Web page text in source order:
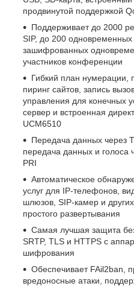
продвинутой поддержкой
Поддерживает до 2000
SIP, до 200
зашифрованных
участников конференции
Гибкий план нумерации,
пиринг сайтов, запись
управления для конечных
сервер и встроенная
UCM6510
Передача данных через
передача данных и голоса
PRI
Автоматическое
услуг для IP-телефонов,
шлюзов, SIP-камер и
простого развертывания
Самая лучшая защита
SRTP, TLS и HTTPS с
шифрования
Обеспечивает FAil2ban,
вредоносные атаки,